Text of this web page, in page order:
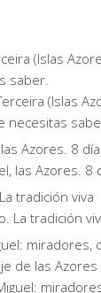
(Islas
saber.
Azores. 8
tradición viva
miradores,
de las Azores